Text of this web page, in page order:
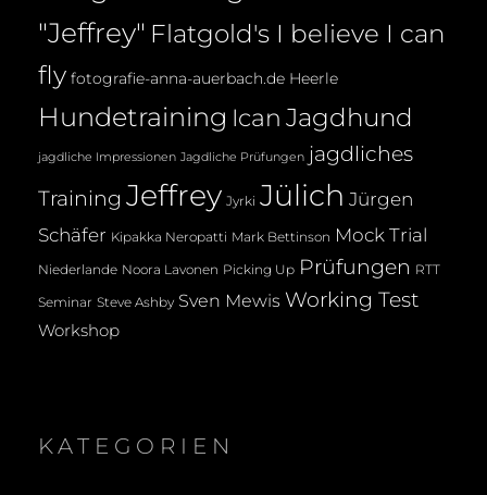
"Jeffrey" Flatgold's I believe I can
fly fotografie-anna-auerbach.de Heerle
Hundetraining Ican Jagdhund
jagdliche Impressionen Jagdliche Prüfungen jagdliches
Training Jeffrey Jyrki Jülich Jürgen
Schäfer Kipakka Neropatti Mark Bettinson Mock Trial
Niederlande Noora Lavonen Picking Up Prüfungen RTT
Seminar Steve Ashby Sven Mewis Working Test
Workshop
KATEGORIEN